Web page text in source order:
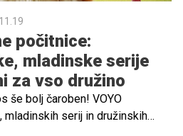
počitnice:
mladinske serije
za vso družino
še bolj čaroben! VOYO
mladinskih serij in družinskih